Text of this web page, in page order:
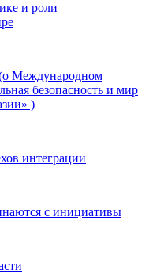
и роли
безопасность и мир
)
интеграции
с инициативы